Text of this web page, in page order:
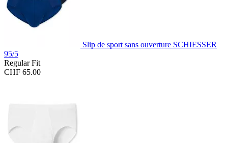
Slip de sport sans ouverture SCHIESSER
95/5
Regular Fit
CHF 65.00